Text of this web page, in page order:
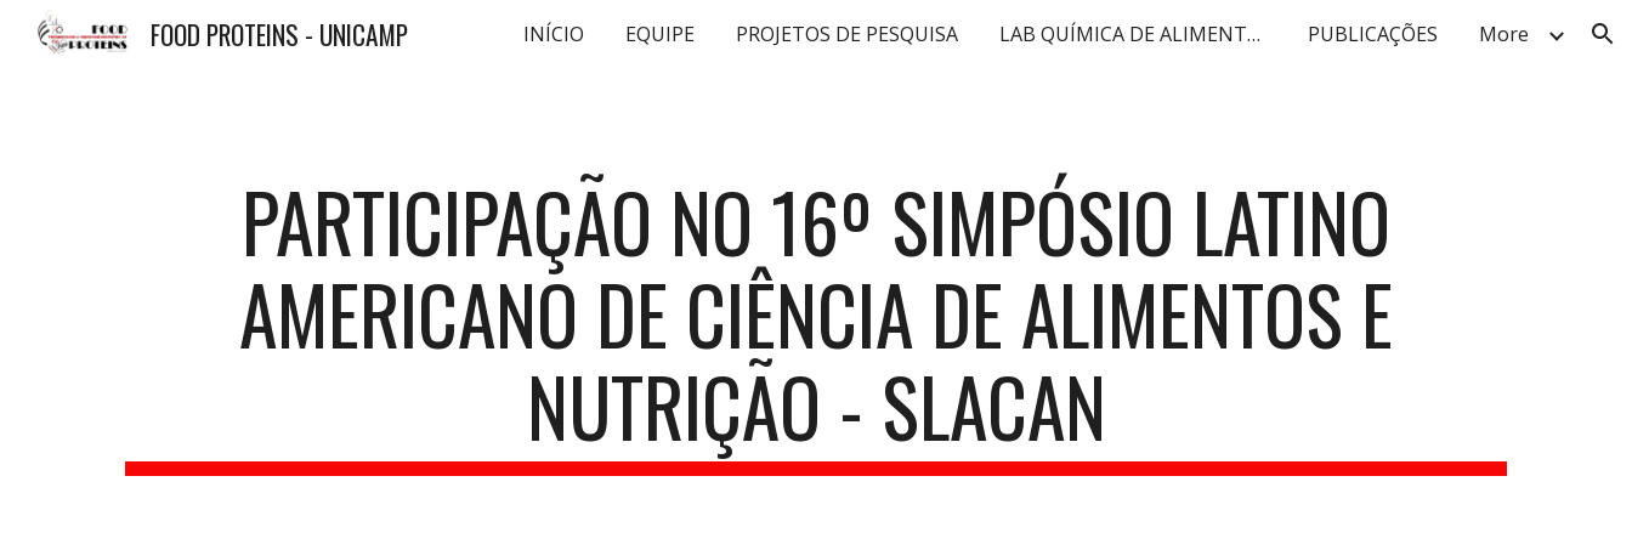
Skip to main content Skip to navigation
FOOD PROTEINS - UNICAMP INÍCIO EQUIPE PROJETOS DE PESQUISA LAB QUÍMICA DE ALIMENTOS PUBLICAÇÕES More
PARTICIPAÇÃO NO 16º SIMPÓSIO LATINO
AMERICANO DE CIÊNCIA DE ALIMENTOS E
NUTRIÇÃO - SLACAN